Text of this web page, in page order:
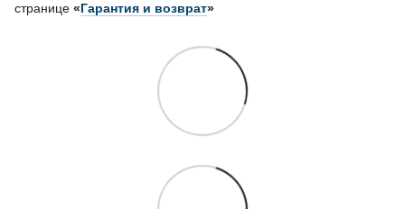
странице «Гарантия и возврат»